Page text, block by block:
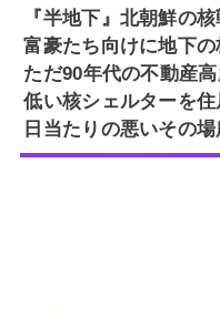
『半地下』北朝鮮の
富豪たち向けに地下の
ただ90年代の不動産
低い核シェルターを住
日当たりの悪いその